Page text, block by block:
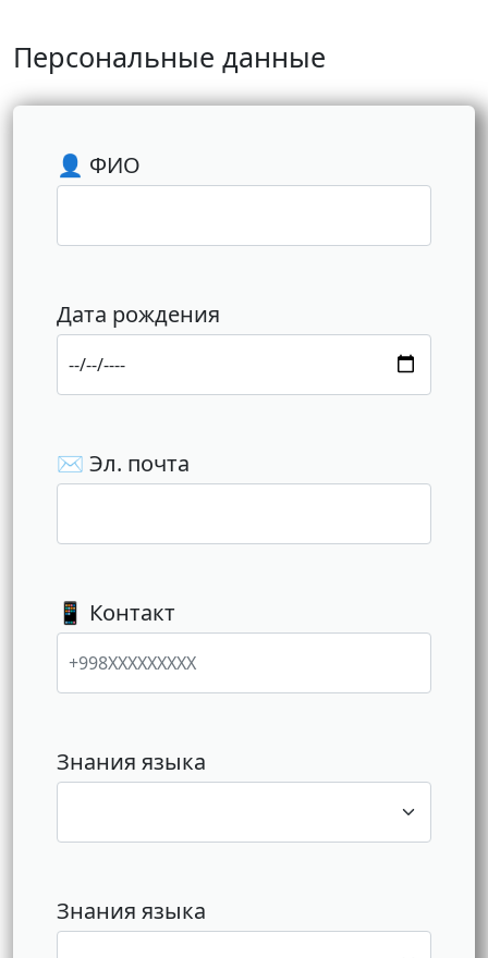
Персональные данные
👤 ФИО
Дата рождения
✉️ Эл. почта
📱 Контакт
Знания языка
Знания языка